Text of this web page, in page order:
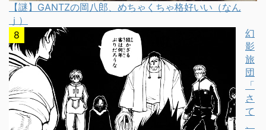
【謎】GANTZの岡八郎、めちゃくちゃ格好いい（なん
ｊ）
幻
影
旅
団
「
さ
て